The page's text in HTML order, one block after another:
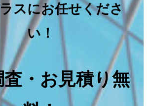
スにお任せくださ
い！
・お見積り無